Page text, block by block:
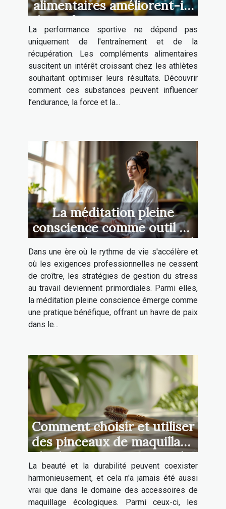
alimentaires améliorent-ils
la performance sportive ?
La performance sportive ne dépend pas
uniquement de l'entraînement et de la
récupération. Les compléments alimentaires
suscitent un intérêt croissant chez les athlètes
souhaitant optimiser leurs résultats. Découvrir
comment ces substances peuvent influencer
l’endurance, la force et la...
La méditation pleine
conscience comme outil de
gestion du stress au travail
Dans une ère où le rythme de vie s'accélère et
où les exigences professionnelles ne cessent
de croître, les stratégies de gestion du stress
au travail deviennent primordiales. Parmi elles,
la méditation pleine conscience émerge comme
une pratique bénéfique, offrant un havre de paix
dans le...
Comment choisir et utiliser
des pinceaux de maquillage
écologiques pour sourcils
La beauté et la durabilité peuvent coexister
harmonieusement, et cela n'a jamais été aussi
vrai que dans le domaine des accessoires de
maquillage écologiques. Parmi ceux-ci, les